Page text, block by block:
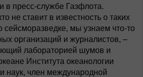
в пресс-службе Газфлота.
не ставит в известность о таких
сейсморазведке, мы узнаем что-то
организаций и журналистов, –
лабораторией шумов и
Института океанологии
наук, член международной